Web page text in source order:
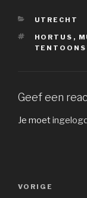
UTRECHT
TAGS
HORTUS ,
Geef een
Je moet
Vorig
VORIGE